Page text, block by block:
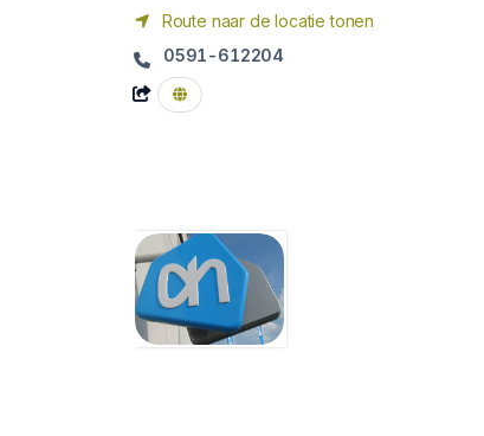
Route naar de locatie tonen
0591-612204